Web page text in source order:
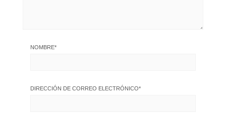
NOMBRE*
DIRECCIÓN DE CORREO ELECTRÓNICO*